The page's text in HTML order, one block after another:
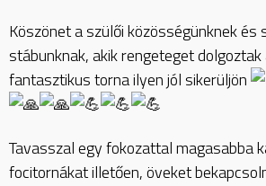
Köszönet a szülői közösségünknek és
stábunknak, akik rengeteget
fantasztikus torna ilyen jól sikerüljön
Tavasszal egy fokozattal magasabba
focitornákat illetően, öveket